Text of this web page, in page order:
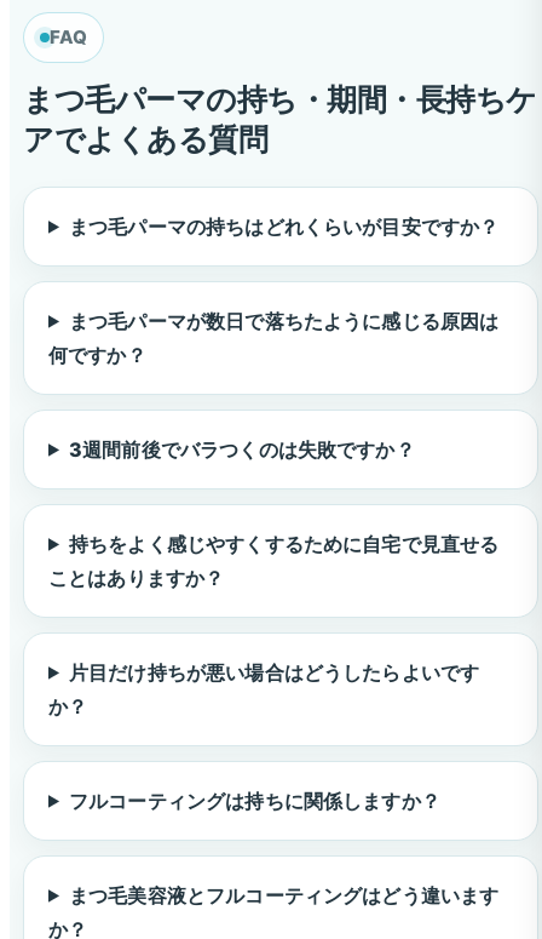
FAQ
まつ毛パーマの持ち・期間・長持ちケ
アでよくある質問
まつ毛パーマの持ちはどれくらいが目安ですか？
まつ毛パーマが数日で落ちたように感じる原因は
何ですか？
3週間前後でバラつくのは失敗ですか？
持ちをよく感じやすくするために自宅で見直せる
ことはありますか？
片目だけ持ちが悪い場合はどうしたらよいです
か？
フルコーティングは持ちに関係しますか？
まつ毛美容液とフルコーティングはどう違います
か？